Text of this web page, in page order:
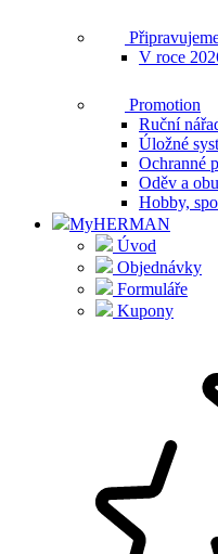
V roce
Promotion
Ruční
Úložné
Ochranné
Oděv a
Hobby,
MyHERMAN
Úvod
Objednávky
Formuláře
Kupony